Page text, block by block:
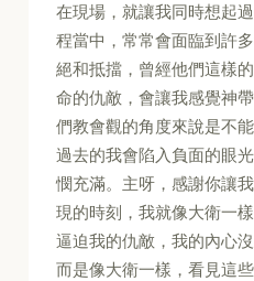
在現場，就讓我同時想起
程當中，常常會面臨到許
絕和抵擋，曾經他們這樣
命的仇敵，會讓我感覺神
們教會觀的角度來說是不
過去的我會陷入負面的眼
憫充滿。主呀，感謝你讓
現的時刻，我就像大衛一
逼迫我的仇敵，我的內心
而是像大衛一樣，看見這